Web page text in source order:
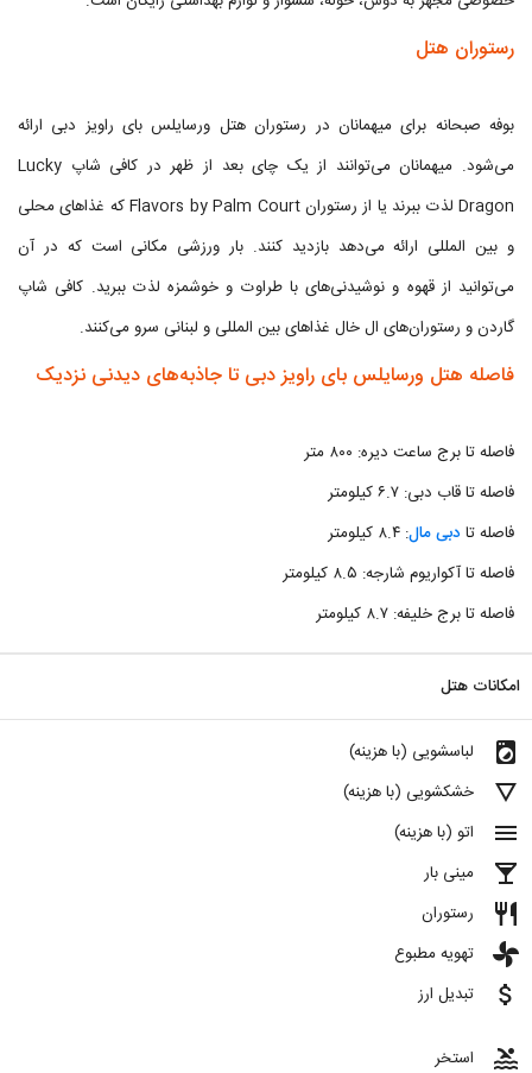
رستوران هتل
بوفه صبحانه برای میهمانان در رستوران هتل ورسایلس بای راویز دبی ارائه
می‌شود. میهمانان می‌توانند از یک چای بعد از ظهر در کافی شاپ Lucky
Dragon لذت ببرند یا از رستوران Flavors by Palm Court که غذاهای محلی
و بین المللی ارائه می‌دهد بازدید کنند. بار ورزشی مکانی است که در آن
می‌توانید از قهوه و نوشیدنی‌های با طراوت و خوشمزه لذت ببرید. کافی شاپ
گاردن و رستوران‌های ال خال غذاهای بین المللی و لبنانی سرو می‌کنند.
فاصله هتل ورسایلس بای راویز دبی تا جاذبه‌های دیدنی نزدیک
فاصله تا برج ساعت دیره: ۸۰۰ متر
فاصله تا قاب دبی: ۶.۷ کیلومتر
فاصله تادبی مال: ۸.۴ کیلومتر
فاصله تا آکواریوم شارجه: ۸.۵ کیلومتر
فاصله تا برج خلیفه: ۸.۷ کیلومتر
امکانات هتل
local_laundry_service لباسشویی (با هزینه)
details خشکشویی (با هزینه)
menu اتو (با هزینه)
local_bar مینی بار
restaurant رستوران
toys تهویه مطبوع
attach_money تبدیل ارز
pool استخر